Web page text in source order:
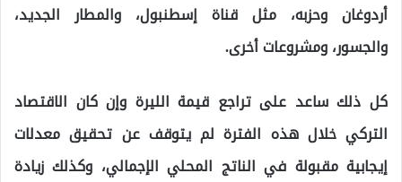
أردوغان وحزبه، مثل قناة إسطنبول، والمطار الجديد،
والجسور، ومشروعات أخرى.
كل ذلك ساعد على تراجع قيمة الليرة وإن كان الاقتصاد
التركي خلال هذه الفترة لم يتوقف عن تحقيق معدلات
إيجابية مقبولة في الناتج المحلي الإجمالي، وكذلك زيادة